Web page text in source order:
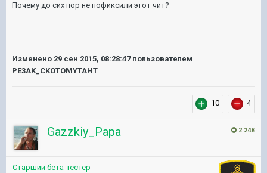
Почему до сих пор не пофиксили этот чит?
Изменено 29 сен 2015, 08:28:47пользователем
PE3AK_CKOTOMYTAHT
10 4
2 248
Gazzkiy_Papa
Старший бета-тестер